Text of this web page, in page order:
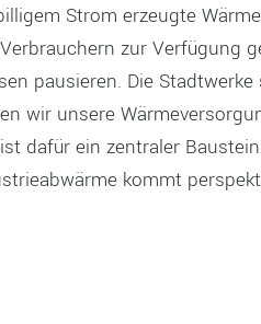
Strom erzeugte
zur Verfügung
pausieren. Die
wir unsere
dafür ein zentraler
kommt